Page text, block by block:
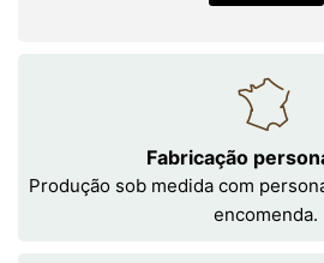
Fabricação
Produção sob medida com
encomenda.